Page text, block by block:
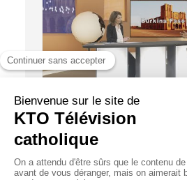
Burkina Faso: l’Eglise
28/03/2024
A l’approche de Pâques, on porte